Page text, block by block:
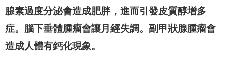
腺素過度分泌會造成肥胖，進而引發皮質醇增多
症。腦下垂體腫瘤會讓月經失調。副甲狀腺腫瘤會
造成人體有鈣化現象。